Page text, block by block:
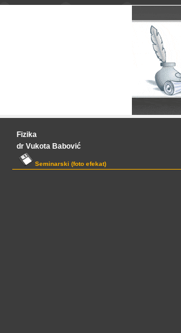
Fizika
dr Vukota Babović
Seminarski (foto efekat)